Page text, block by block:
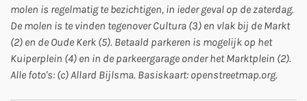
molen is regelmatig te bezichtigen, in ieder geval op de zaterdag.
De molen is te vinden tegenover Cultura (3) en vlak bij de Markt
(2) en de Oude Kerk (5). Betaald parkeren is mogelijk op het
Kuiperplein (4) en in de parkeergarage onder het Marktplein (2).
Alle foto's: (c) Allard Bijlsma. Basiskaart: openstreetmap.org.